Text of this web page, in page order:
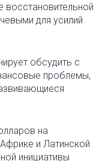
восстановительной
для усилий
обсудить с
проблемы,
на
и Латинской
инициативы